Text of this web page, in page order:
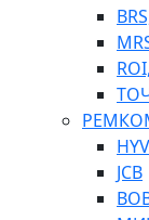
ПІСТОЛЕТИ
JCB